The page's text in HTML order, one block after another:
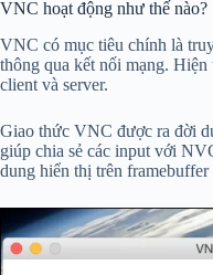
VNC hoạt động như thế nào?
VNC có mục tiêu chính là
thông qua kết nối mạng.
client và server.
Giao thức VNC được ra đời
giúp chia sẻ các input với
dung hiển thị trên